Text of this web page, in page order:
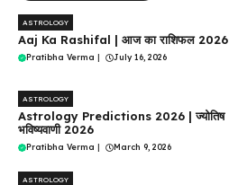
ASTROLOGY
Aaj Ka Rashifal | आज का राशिफल 2026
Pratibha Verma | July 16, 2026
ASTROLOGY
Astrology Predictions 2026 | ज्योतिष
भविष्यवाणी 2026
Pratibha Verma | March 9, 2026
ASTROLOGY